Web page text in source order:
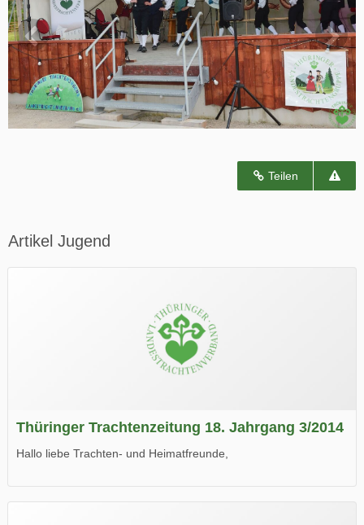
Teilen
Artikel Jugend
Thüringer Trachtenzeitung 18. Jahrgang 3/2014
Hallo liebe Trachten- und Heimatfreunde,
Wir wünschen Euch viel Spaß beim Lesen.